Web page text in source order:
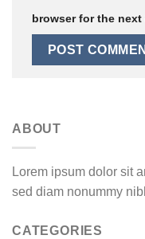
browser for the next
ABOUT
Lorem ipsum dolor sit
sed diam nonummy
CATEGORIES